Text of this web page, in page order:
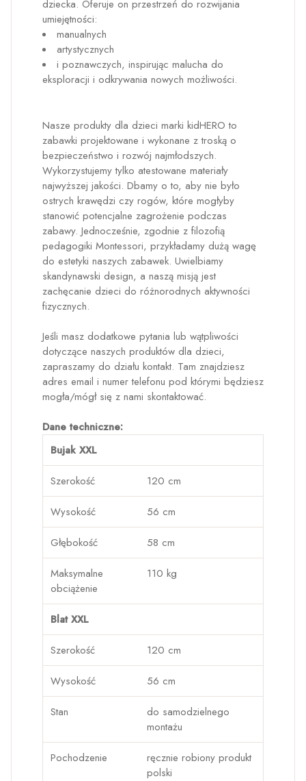
dziecka. Oferuje on przestrzeń do rozwijania
umiejętności:
manualnych
artystycznych
i poznawczych, inspirując malucha do
eksploracji i odkrywania nowych możliwości.
Nasze produkty dla dzieci marki kidHERO to
zabawki projektowane i wykonane z troską o
bezpieczeństwo i rozwój najmłodszych.
Wykorzystujemy tylko atestowane materiały
najwyższej jakości. Dbamy o to, aby nie było
ostrych krawędzi czy rogów, które mogłyby
stanowić potencjalne zagrożenie podczas
zabawy. Jednocześnie, zgodnie z filozofią
pedagogiki Montessori, przykładamy dużą wagę
do estetyki naszych zabawek. Uwielbiamy
skandynawski design, a naszą misją jest
zachęcanie dzieci do różnorodnych aktywności
fizycznych.
Jeśli masz dodatkowe pytania lub wątpliwości
dotyczące naszych produktów dla dzieci,
zapraszamy do działu kontakt. Tam znajdziesz
adres email i numer telefonu pod którymi będziesz
mogła/mógł się z nami skontaktować.
Dane techniczne:
Bujak XXL
Szerokość 120 cm
Wysokość 56 cm
Głębokość 58 cm
Maksymalne
obciążenie
110 kg
Blat XXL
Szerokość 120 cm
Wysokość 56 cm
Stan
do samodzielnego
montażu
Pochodzenie
ręcznie robiony produkt
polski